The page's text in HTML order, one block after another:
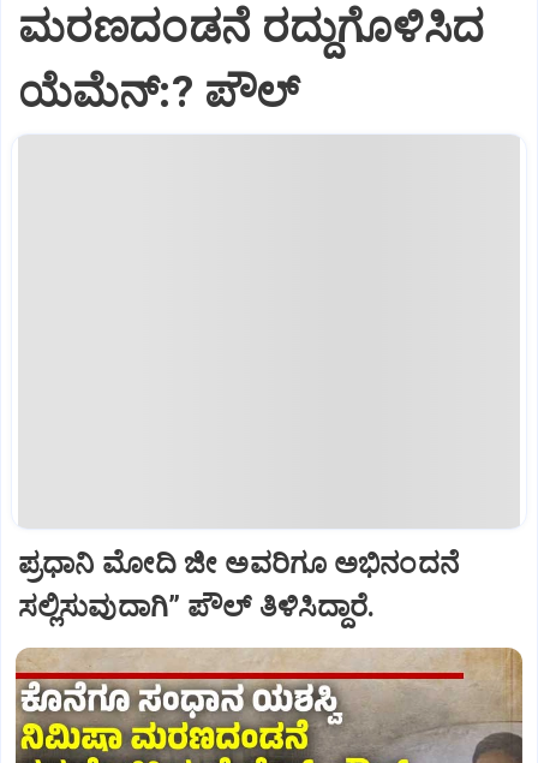
ಮರಣದಂಡನೆ ರದ್ದುಗೊಳಿಸಿದ
ಯೆಮೆನ್:? ಪೌಲ್
ಪ್ರಧಾನಿ ಮೋದಿ ಜೀ ಅವರಿಗೂ ಅಭಿನಂದನೆ
ಸಲ್ಲಿಸುವುದಾಗಿ” ಪೌಲ್‌ ತಿಳಿಸಿದ್ದಾರೆ.